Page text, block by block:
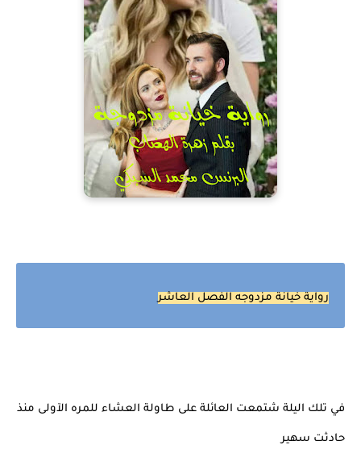
رواية خيانة مزدوجه الفصل العاشر
في تلك اليلة شتمعت العائلة على طاولة العشاء للمره الآولى منذ
حادثت سهير